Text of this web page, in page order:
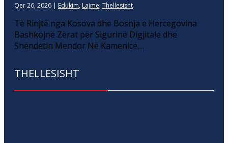
Qer 26, 2026 | Edukim, Lajme, Thellesisht
Të Rinjtë nga Kosova dhe Bosnja e Hercegovina
Bashkojnë Zërat për Sigurinë Digjitale dhe
Shëndetin Mendor Në Kamenicë,...
THELLESISHT